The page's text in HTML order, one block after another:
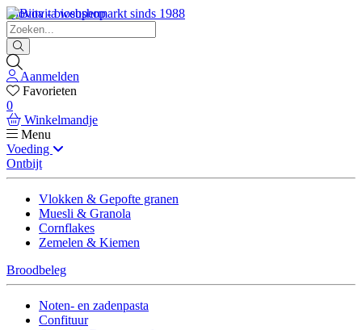
Biovita - biosupermarkt sinds 1988
Aanmelden
Favorieten
0
Winkelmandje
Menu
Voeding
Ontbijt
Vlokken & Gepofte granen
Muesli & Granola
Cornflakes
Zemelen & Kiemen
Broodbeleg
Noten- en zadenpasta
Confituur